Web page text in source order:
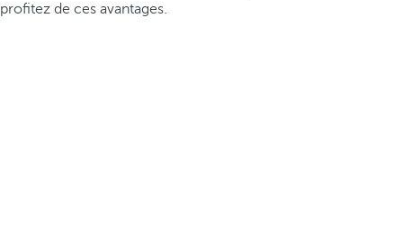
profitez de ces avantages.